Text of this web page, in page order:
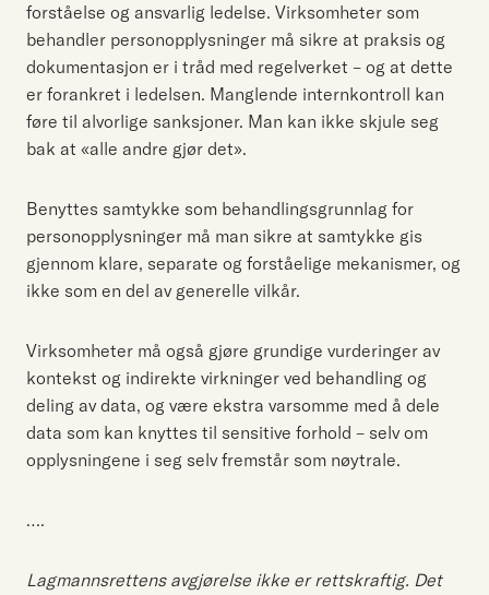
forståelse og ansvarlig ledelse. Virksomheter som
behandler personopplysninger må sikre at praksis og
dokumentasjon er i tråd med regelverket – og at dette
er forankret i ledelsen. Manglende internkontroll kan
føre til alvorlige sanksjoner. Man kan ikke skjule seg
bak at «alle andre gjør det».
Benyttes samtykke som behandlingsgrunnlag for
personopplysninger må man sikre at samtykke gis
gjennom klare, separate og forståelige mekanismer, og
ikke som en del av generelle vilkår.
Virksomheter må også gjøre grundige vurderinger av
kontekst og indirekte virkninger ved behandling og
deling av data, og være ekstra varsomme med å dele
data som kan knyttes til sensitive forhold – selv om
opplysningene i seg selv fremstår som nøytrale.
….
Lagmannsrettens avgjørelse ikke er rettskraftig. Det